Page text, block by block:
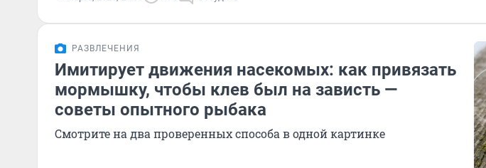
РАЗВЛЕЧЕНИЯ
Имитирует движения насекомых: как привязать
мормышку, чтобы клев был на зависть —
советы опытного рыбака
Смотрите на два проверенных способа в одной картинке